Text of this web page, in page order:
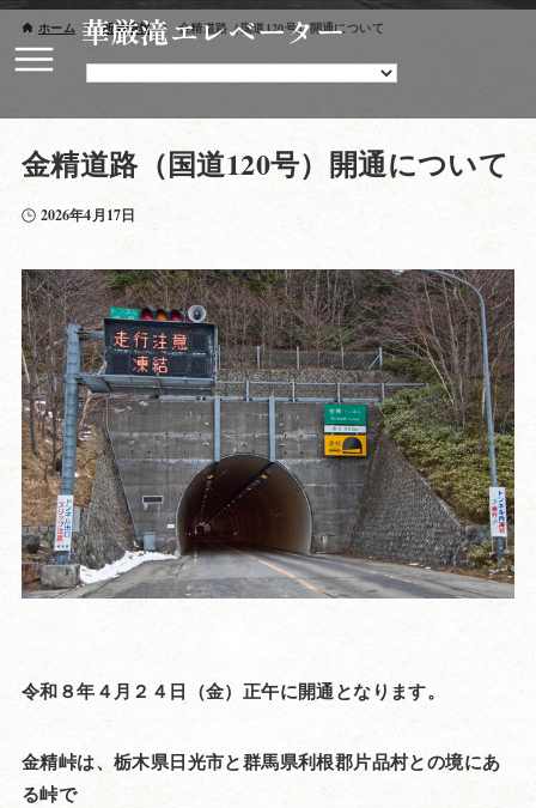
華厳滝エレベーター
ホーム 新着情報 金精道路（国道120号）開通について
金精道路（国道120号）開通について
2026年4月17日
令和８年４月２４日（金）正午に開通となります。
金精峠は、栃木県日光市と群馬県利根郡片品村との境にあ
る峠で